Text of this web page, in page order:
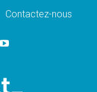
nationale
estime
pas avec
Contactez-nous